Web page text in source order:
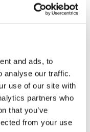
and ads, to
analyse our traffic.
use of our site with
partners who
that you’ve
from your use
Programme
her übers
Smartphone
verschlüsselt.
sicher. Die
mehr um die
Alle